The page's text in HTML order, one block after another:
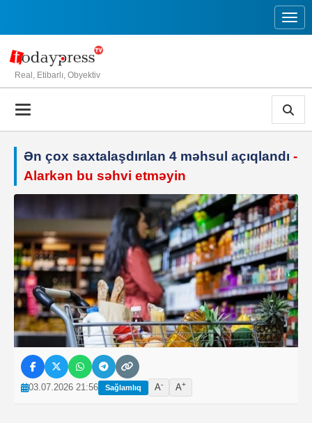
Real, Etibarlı, Obyektiv
Ən çox saxtalaşdırılan 4 məhsul açıqlandı -
Alarkən bu səhvi etməyin
03.07.2026 21:56 Sağlamlıq A- A+